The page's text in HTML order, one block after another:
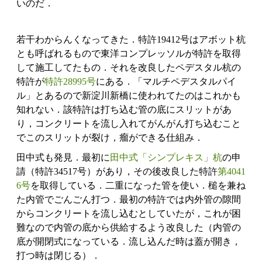
いのだ．
若干わからんくなってきた．特許19412号はアボット杭
とも呼ばれるもので東洋コンプレッソルが特許を取得
して施工してたもの．それを改良したペデスタル杭の
特許が特許28995号にある．「マルチペデスタルパイ
ル」とあるので新淀川新橋に使われてたのはこれかも
知れない．該特許は打ち込む管の底にスリットがあ
り，コンクリートを流し入れてがんがん打ち込むこと
でこのスリットが裂け，瘤ができる仕組み．
田中式も発見．最初に 田中式「シンプレキス」杭の申
請（特許34517号）があり，その後改良した特許第4041
6号を取得している．二重になった管を使い．槌を兼ね
た内管でごんごん打つ．最初の特許では内外管の隙間
からコンクリートを流し込むとしていたが，これが困
難なので内管の底から供給するよう改良した（内管の
底が開閉式になっている．流し込んだ時は蓋が開き，
打つ時は閉じる）．